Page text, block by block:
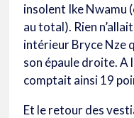
insolent Ike Nwamu
au total). Rien
intérieur Bryce Nze
son épaule droite. A
comptait ainsi 19
Et le retour des